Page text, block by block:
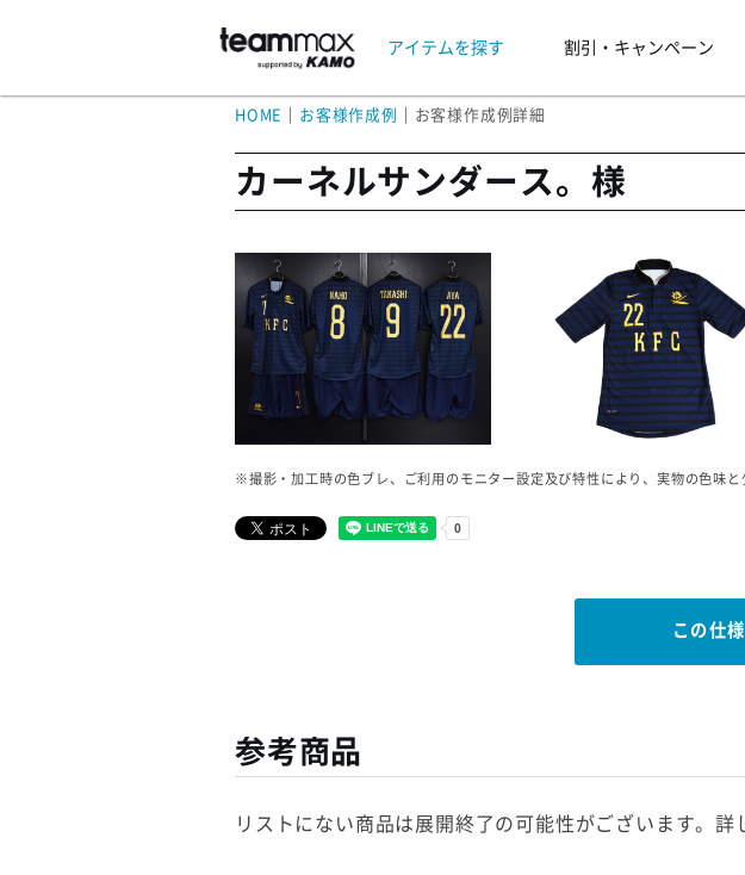
アイテムを探す 割引・キャンペーン
HOME お客様作成例 お客様作成例詳細
カーネルサンダース。様
※撮影・加工時の色ブレ、ご利用のモニター設定及び特性により、実物の色味と
この仕
参考商品
リストにない商品は展開終了の可能性がございます。詳